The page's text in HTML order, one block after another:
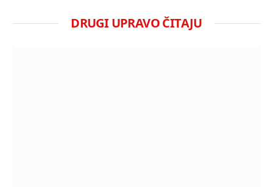
DRUGI UPRAVO ČITAJU